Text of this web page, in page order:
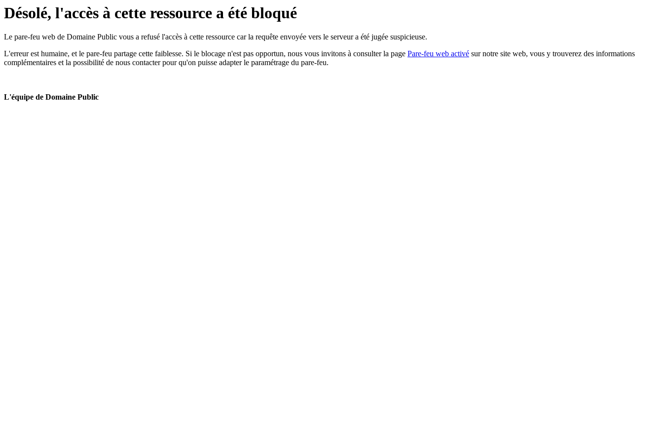
Désolé, l'accès à cette ressource a été bloqué
Le pare-feu web de Domaine Public vous a refusé l'accès à cette ressource car la requête envoyée vers le serveur a été jugée suspicieuse.
L'erreur est humaine, et le pare-feu partage cette faiblesse. Si le blocage n'est pas opportun, nous vous invitons à consulter la page Pare-feu web activé sur notre site web, vous y trouverez des informations
complémentaires et la possibilité de nous contacter pour qu'on puisse adapter le paramétrage du pare-feu.
L'équipe de Domaine Public